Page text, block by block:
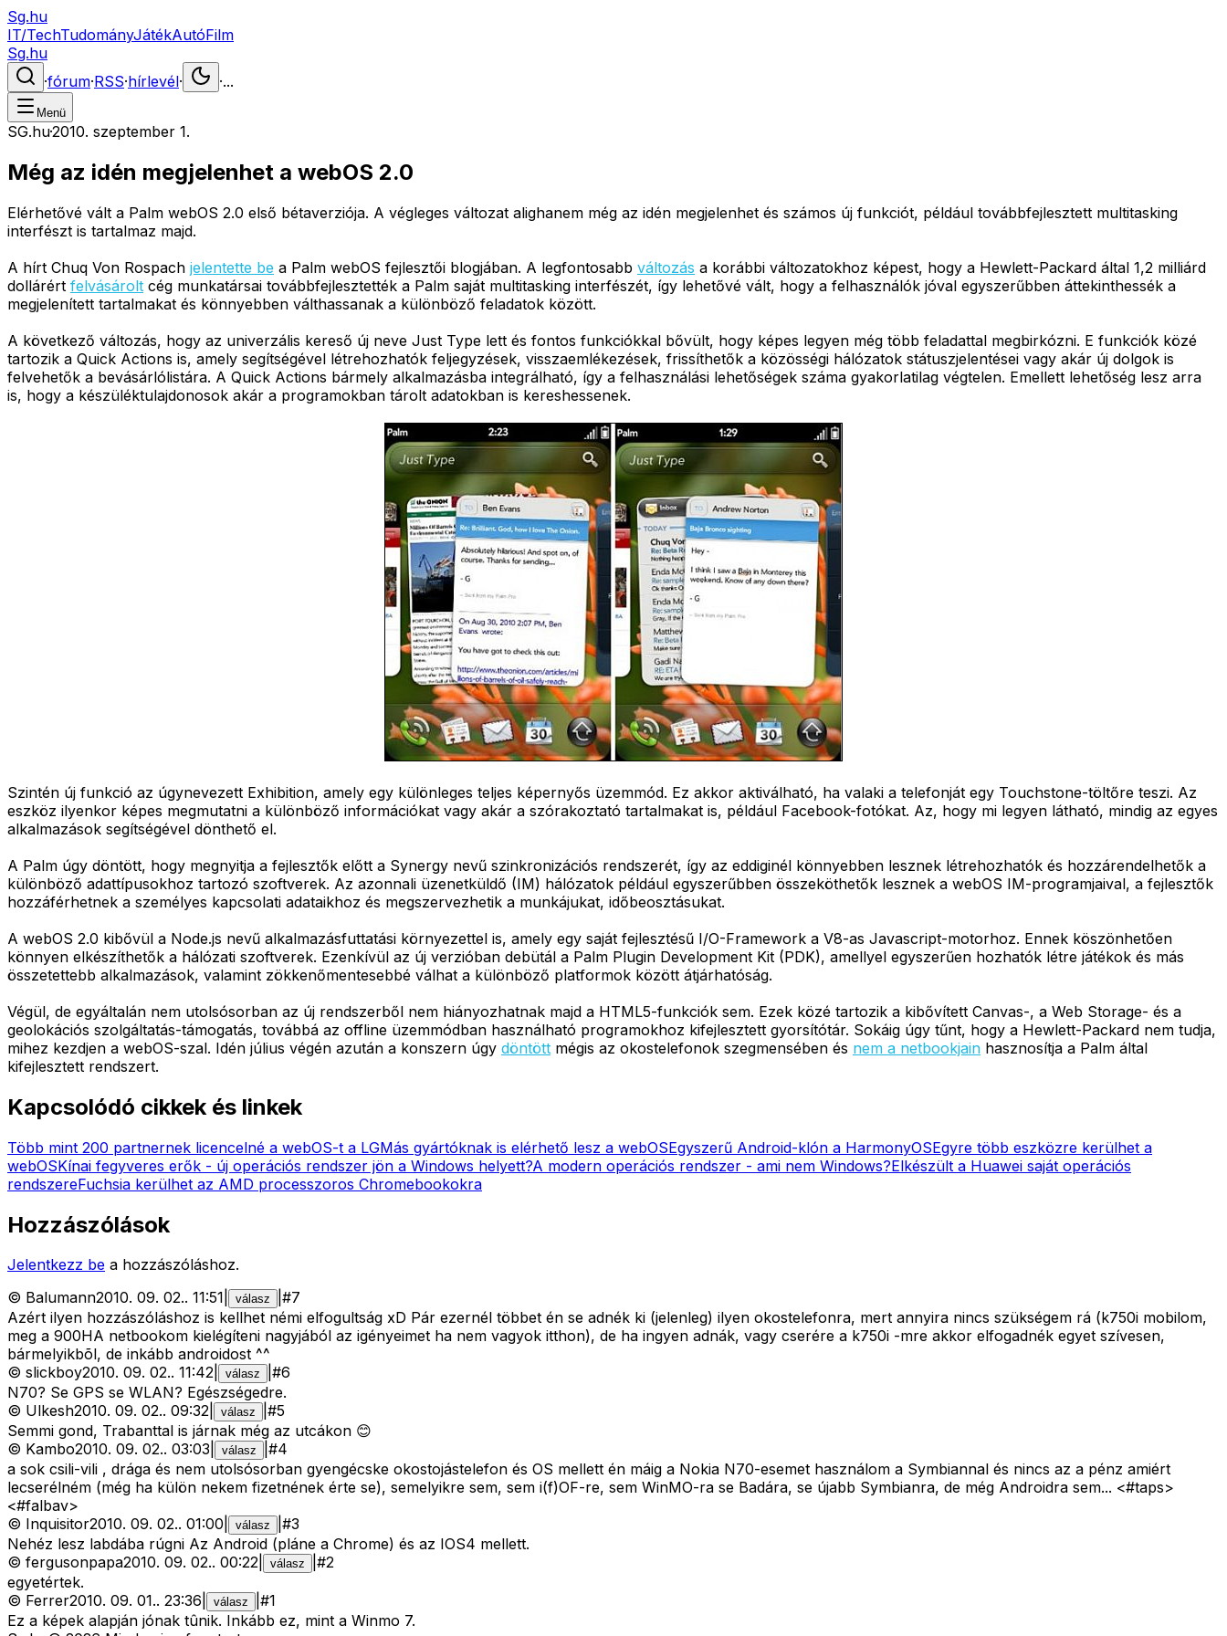
Sg.hu
IT/TechTudományJátékAutóFilm
Sg.hu
·fórum·RSS·hírlevél· ·...
Menü
SG.hu·2010. szeptember 1.
Még az idén megjelenhet a webOS 2.0
Elérhetővé vált a Palm webOS 2.0 első bétaverziója. A végleges változat alighanem még az idén megjelenhet és számos új funkciót, például továbbfejlesztett multitasking
interfészt is tartalmaz majd.
A hírt Chuq Von Rospach jelentette be a Palm webOS fejlesztői blogjában. A legfontosabb változás a korábbi változatokhoz képest, hogy a Hewlett-Packard által 1,2 milliárd
dollárért felvásárolt cég munkatársai továbbfejlesztették a Palm saját multitasking interfészét, így lehetővé vált, hogy a felhasználók jóval egyszerűbben áttekinthessék a
megjelenített tartalmakat és könnyebben válthassanak a különböző feladatok között.
A következő változás, hogy az univerzális kereső új neve Just Type lett és fontos funkciókkal bővült, hogy képes legyen még több feladattal megbirkózni. E funkciók közé
tartozik a Quick Actions is, amely segítségével létrehozhatók feljegyzések, visszaemlékezések, frissíthetők a közösségi hálózatok státuszjelentései vagy akár új dolgok is
felvehetők a bevásárlólistára. A Quick Actions bármely alkalmazásba integrálható, így a felhasználási lehetőségek száma gyakorlatilag végtelen. Emellett lehetőség lesz arra
is, hogy a készüléktulajdonosok akár a programokban tárolt adatokban is kereshessenek.
Szintén új funkció az úgynevezett Exhibition, amely egy különleges teljes képernyős üzemmód. Ez akkor aktiválható, ha valaki a telefonját egy Touchstone-töltőre teszi. Az
eszköz ilyenkor képes megmutatni a különböző információkat vagy akár a szórakoztató tartalmakat is, például Facebook-fotókat. Az, hogy mi legyen látható, mindig az egyes
alkalmazások segítségével dönthető el.
A Palm úgy döntött, hogy megnyitja a fejlesztők előtt a Synergy nevű szinkronizációs rendszerét, így az eddiginél könnyebben lesznek létrehozhatók és hozzárendelhetők a
különböző adattípusokhoz tartozó szoftverek. Az azonnali üzenetküldő (IM) hálózatok például egyszerűbben összeköthetők lesznek a webOS IM-programjaival, a fejlesztők
hozzáférhetnek a személyes kapcsolati adataikhoz és megszervezhetik a munkájukat, időbeosztásukat.
A webOS 2.0 kibővül a Node.js nevű alkalmazásfuttatási környezettel is, amely egy saját fejlesztésű I/O-Framework a V8-as Javascript-motorhoz. Ennek köszönhetően
könnyen elkészíthetők a hálózati szoftverek. Ezenkívül az új verzióban debütál a Palm Plugin Development Kit (PDK), amellyel egyszerűen hozhatók létre játékok és más
összetettebb alkalmazások, valamint zökkenőmentesebbé válhat a különböző platformok között átjárhatóság.
Végül, de egyáltalán nem utolsósorban az új rendszerből nem hiányozhatnak majd a HTML5-funkciók sem. Ezek közé tartozik a kibővített Canvas-, a Web Storage- és a
geolokációs szolgáltatás-támogatás, továbbá az offline üzemmódban használható programokhoz kifejlesztett gyorsítótár. Sokáig úgy tűnt, hogy a Hewlett-Packard nem tudja,
mihez kezdjen a webOS-szal. Idén július végén azután a konszern úgy döntött mégis az okostelefonok szegmensében és nem a netbookjain hasznosítja a Palm által
kifejlesztett rendszert.
Kapcsolódó cikkek és linkek
Több mint 200 partnernek licencelné a webOS-t a LGMás gyártóknak is elérhető lesz a webOSEgyszerű Android-klón a HarmonyOSEgyre több eszközre kerülhet a
webOSKínai fegyveres erők - új operációs rendszer jön a Windows helyett?A modern operációs rendszer - ami nem Windows?Elkészült a Huawei saját operációs
rendszereFuchsia kerülhet az AMD processzoros Chromebookokra
Hozzászólások
Jelentkezz be a hozzászóláshoz.
© Balumann2010. 09. 02.. 11:51 válasz #7
Azért ilyen hozzászóláshoz is kellhet némi elfogultság xD Pár ezernél többet én se adnék ki (jelenleg) ilyen okostelefonra, mert annyira nincs szükségem rá (k750i mobilom,
meg a 900HA netbookom kielégíteni nagyjából az igényeimet ha nem vagyok itthon), de ha ingyen adnák, vagy cserére a k750i -mre akkor elfogadnék egyet szívesen,
bármelyikbõl, de inkább androidost ^^
© slickboy2010. 09. 02.. 11:42 válasz #6
N70? Se GPS se WLAN? Egészségedre.
© Ulkesh2010. 09. 02.. 09:32 válasz #5
Semmi gond, Trabanttal is járnak még az utcákon 😊
© Kambo2010. 09. 02.. 03:03 válasz #4
a sok csili-vili , drága és nem utolsósorban gyengécske okostojástelefon és OS mellett én máig a Nokia N70-esemet használom a Symbiannal és nincs az a pénz amiért
lecserélném (még ha külön nekem fizetnének érte se), semelyikre sem, sem i(f)OF-re, sem WinMO-ra se Badára, se újabb Symbianra, de még Androidra sem... <#taps>
<#falbav>
© Inquisitor2010. 09. 02.. 01:00 válasz #3
Nehéz lesz labdába rúgni Az Android (pláne a Chrome) és az IOS4 mellett.
© fergusonpapa2010. 09. 02.. 00:22 válasz #2
egyetértek.
© Ferrer2010. 09. 01.. 23:36 válasz #1
Ez a képek alapján jónak tûnik. Inkább ez, mint a Winmo 7.